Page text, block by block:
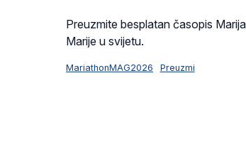
Preuzmite besplatan časopis
Marije u svijetu.
MariathonMAG2026 Preuzmi